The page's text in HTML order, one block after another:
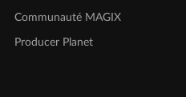
Communauté MAGIX
Producer Planet